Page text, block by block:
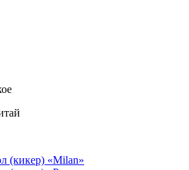
(кикер) «Milan»